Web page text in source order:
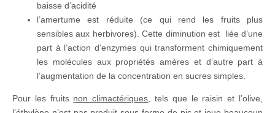
baisse d’acidité
l’amertume est réduite (ce qui rend les fruits plus
sensibles aux herbivores). Cette diminution est liée d’une
part à l’action d’enzymes qui transforment chimiquement
les molécules aux propriétés amères et d’autre part à
l’augmentation de la concentration en sucres simples.
Pour les fruits non climactériques, tels que le raisin et l’olive,